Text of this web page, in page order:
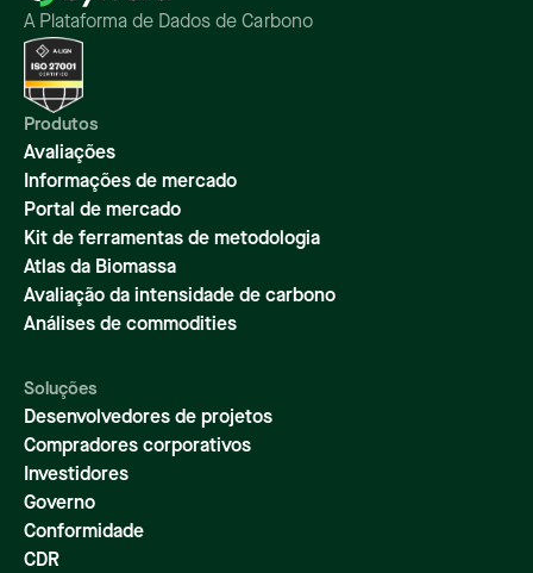
A Plataforma de Dados de Carbono
Produtos
Avaliações
Informações de mercado
Portal de mercado
Kit de ferramentas de metodologia
Atlas da Biomassa
Avaliação da intensidade de carbono
Análises de commodities
Soluções
Desenvolvedores de projetos
Compradores corporativos
Investidores
Governo
Conformidade
CDR